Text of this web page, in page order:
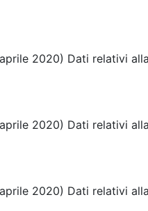
2020) Dati relativi
2020) Dati relativi
2020) Dati relativi